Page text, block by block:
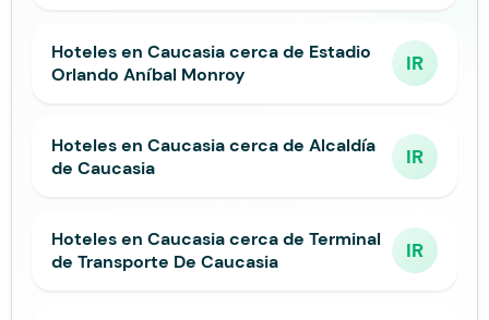
Hoteles en Caucasia cerca de Estadio
Orlando Aníbal Monroy
IR
Hoteles en Caucasia cerca de Alcaldía
de Caucasia
IR
Hoteles en Caucasia cerca de Terminal
de Transporte De Caucasia
IR